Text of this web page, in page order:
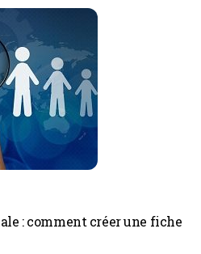
: comment créer une fiche